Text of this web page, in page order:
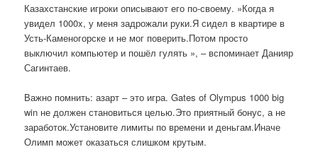
Казахстанские игроки описывают его по-своему. »Когда я
увидел 1000x, у меня задрожали руки.Я сидел в квартире в
Усть-Каменогорске и не мог поверить.Потом просто
выключил компьютер и пошёл гулять », – вспоминает Данияр
Сагинтаев.
Важно помнить: азарт – это игра. Gates of Olympus 1000 big
win не должен становиться целью.Это приятный бонус, а не
заработок.Установите лимиты по времени и деньгам.Иначе
Олимп может оказаться слишком крутым.